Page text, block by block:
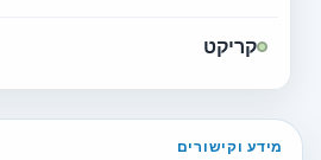
קריקט
מידע וקישורים